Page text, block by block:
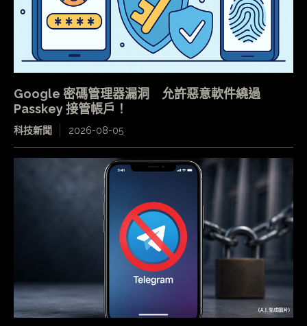
Google 密碼管理器漏洞 允許惡意軟件繞過
Passkey 接管帳戶！
科技新聞 2026-08-05